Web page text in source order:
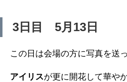
3日目 5月13日
この日は会場の方に写真を送
アイリスが更に開花して華やか